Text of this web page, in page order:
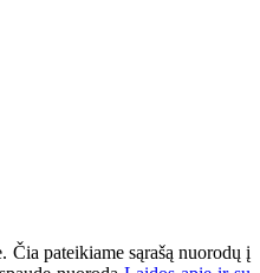
pateikiame sąrašą nuorodų į